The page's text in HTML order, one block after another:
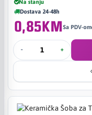
Na stanju
Dostava 24-48h
0,85KMSa PDV-om
- +